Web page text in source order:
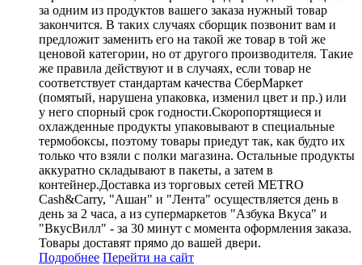
за одним из продуктов вашего заказа нужный товар
закончится. В таких случаях сборщик позвонит вам и
предложит заменить его на такой же товар в той же
ценовой категории, но от другого производителя. Такие
же правила действуют и в случаях, если товар не
соответствует стандартам качества СберМаркет
(помятый, нарушена упаковка, изменил цвет и пр.) или
у него спорный срок годности.Скоропортящиеся и
охлажденные продукты упаковывают в специальные
термобоксы, поэтому товары приедут так, как будто их
только что взяли с полки магазина. Остальные продукты
аккуратно складывают в пакеты, а затем в
контейнер.Доставка из торговых сетей METRO
Cash&Carry, "Ашан" и "Лента" осуществляется день в
день за 2 часа, а из супермаркетов "Азбука Вкуса" и
"ВкусВилл" - за 30 минут с момента оформления заказа.
Товары доставят прямо до вашей двери.
Подробнее Перейти на сайт